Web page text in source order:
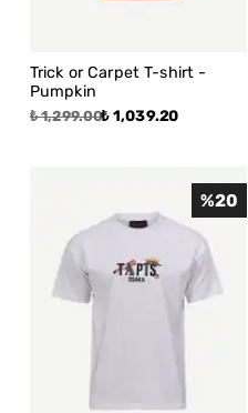
Trick or Carpet T-shirt -
Pumpkin
₺ 1,299.00₺ 1,039.20
%20